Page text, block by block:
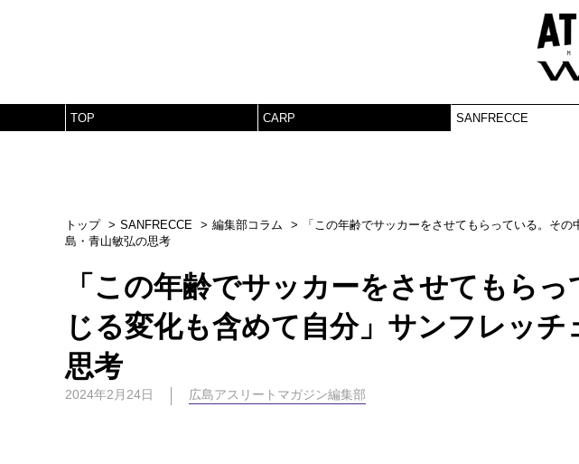
TOP CARP SANFRECCE
トップ SANFRECCE 編集部コラム
「この年齢でサッカーをさせてもらっている。そ
島・青山敏弘の思考
「この年齢でサッカーをさせてもら
じる変化も含めて自分」サンフレッチ
思考
2024年2月24日 広島アスリートマガジン編集部